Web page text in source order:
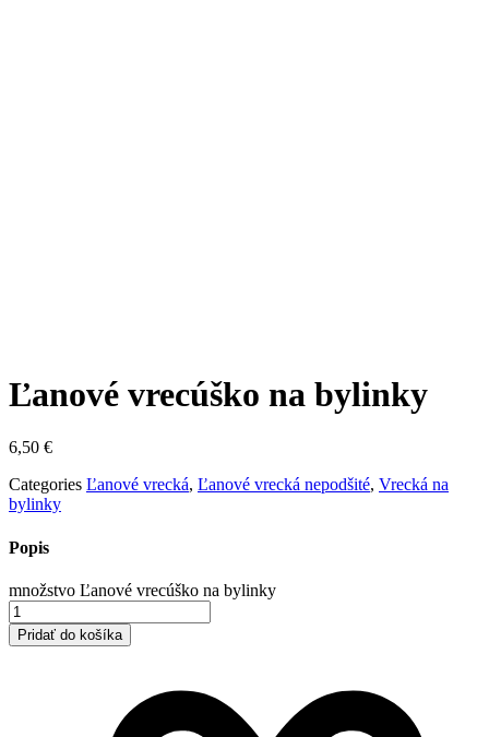
Ľanové vrecúško na bylinky
6,50 €
Categories Ľanové vrecká, Ľanové vrecká nepodšité, Vrecká na
bylinky
Popis
množstvo Ľanové vrecúško na bylinky
Pridať do košíka